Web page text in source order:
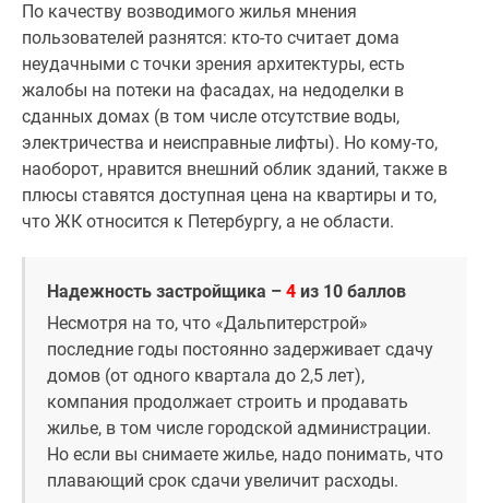
По качеству возводимого жилья мнения
пользователей разнятся: кто-то считает дома
неудачными с точки зрения архитектуры, есть
жалобы на потеки на фасадах, на недоделки в
сданных домах (в том числе отсутствие воды,
электричества и неисправные лифты). Но кому-то,
наоборот, нравится внешний облик зданий, также в
плюсы ставятся доступная цена на квартиры и то,
что ЖК относится к Петербургу, а не области.
Надежность застройщика – 4 из 10 баллов
Несмотря на то, что «Дальпитерстрой»
последние годы постоянно задерживает сдачу
домов (от одного квартала до 2,5 лет),
компания продолжает строить и продавать
жилье, в том числе городской администрации.
Но если вы снимаете жилье, надо понимать, что
плавающий срок сдачи увеличит расходы.